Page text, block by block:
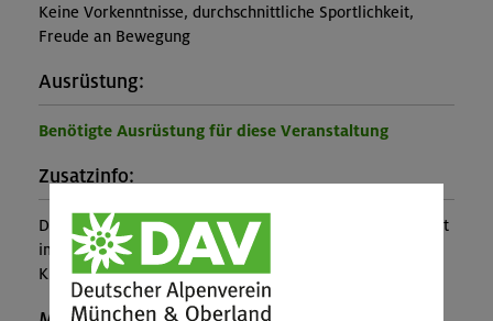
Keine Vorkenntnisse, durchschnittliche Sportlichkeit,
Freude an Bewegung
Ausrüstung:
Benötigte Ausrüstung für diese Veranstaltung
Zusatzinfo:
Der Entleih der Kletterausrüstung (inkl. Kletterschuhe) ist
im Kurspreis enthalten. Der Halleneintritt ist nicht im
Kurspreis enthalten.